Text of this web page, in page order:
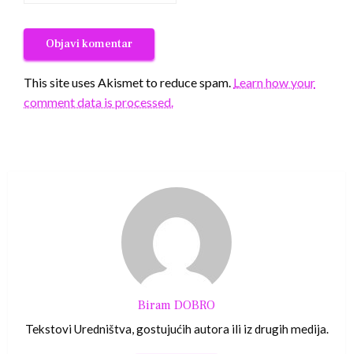
This site uses Akismet to reduce spam. Learn how your
comment data is processed.
Biram DOBRO
Tekstovi Uredništva, gostujućih autora ili iz drugih medija.